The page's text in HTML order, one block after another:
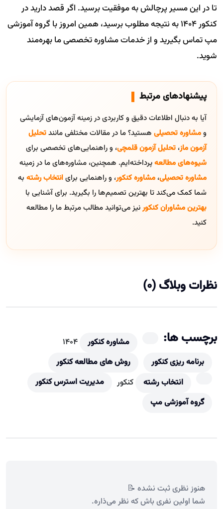
تا در این مسیر پرچالش به موفقیت برسید. اگر قصد دارید در
کنکور ۱۴۰۴ به نتیجه مطلوب برسید، همین امروز با گروه آموزشی
مپ تماس بگیرید و از خدمات مشاوره تخصصی ما بهره‌مند
شوید.
پیشنهادهای مرتبط
آیا به دنبال اطلاعات دقیق و کاربردی در زمینه آزمون‌های آزمایشی
ومشاوره تحصیلی هستید؟ ما در مقالات مختلفی مانندتحلیل
آزمون ماز، تحلیل آزمون قلمچی، و راهنمایی‌های تخصصی برای
شیوه‌های مطالعهپرداخته‌ایم. همچنین، مشاوره‌های ما در زمینه
مشاوره تحصیلی، مشاوره کنکور، و راهنمایی برایانتخاب رشته به
شما کمک می‌کند تا بهترین تصمیم‌ها را بگیرید. برای آشنایی با
بهترین مشاوران کنکورنیز می‌توانید مطالب مرتبط ما را مطالعه
کنید.
نظرات وبلاگ (0)
برچسب ها: مشاوره کنکور
برنامه ریزی کنکور
روش های مطالعه کنکور
انتخاب رشته
کنکور
مدیریت استرس کنکور
گروه آموزشی مپ
هنوز نظری ثبت نشده 📝
شما اولین نفری باش که نظر می‌ذاره.